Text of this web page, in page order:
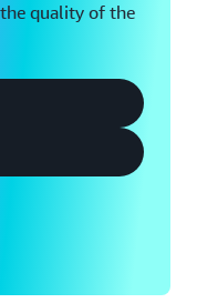
quality of the